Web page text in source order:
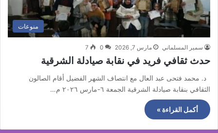
منوعات
سمير المسلماني مارس 7, 2026 0
7
حدث ثقافي فريد في نقابة صيادلة الشرقية
د. محمد فتحى عبد العال مع انتصاف الشهر الفضيل أقام الصالون
الثقافي بنقابة صيادلة الشرقية الجمعة ٦-مارس ٢٠٢٦ م…
أكمل القراءة »